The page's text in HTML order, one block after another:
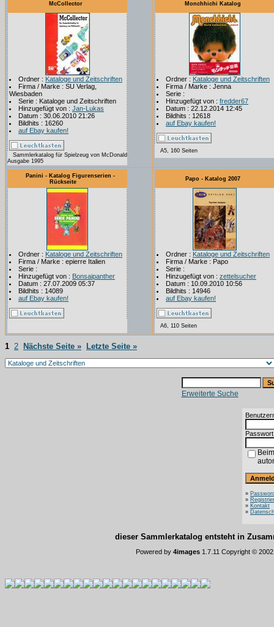
McCollector
Ordner : Kataloge und Zeitschriften
Firma / Marke : SU Verlag,
Wiesbaden
Serie : Kataloge und Zeitschriften
Hinzugefügt von : Jan-Lukas
Datum : 30.06.2010 21:26
Bildhits : 16260
auf Ebay kaufen!
Sammlerkatalog für Spielzeug von McDonald
Ausgabe 1995
Monchhichi Katalog
Ordner : Kataloge und Zeitschriften
Firma / Marke : Jenna
Serie :
Hinzugefügt von : fredder67
Datum : 22.12.2014 12:45
Bildhits : 12618
auf Ebay kaufen!
A5, 160 Seiten
Panini - Katalog Figurenserien -
Rückseite
Ordner : Kataloge und Zeitschriften
Firma / Marke : epierre Italien
Serie :
Hinzugefügt von : Bonsaipanther
Datum : 27.07.2009 05:37
Bildhits : 14089
auf Ebay kaufen!
Papo - Katalog 2007
Ordner : Kataloge und Zeitschriften
Firma / Marke : Papo
Serie :
Hinzugefügt von : zettelsucher
Datum : 10.09.2010 10:56
Bildhits : 14946
auf Ebay kaufen!
A6, 110 Seiten
1 2 Nächste Seite » Letzte Seite »
Erweiterte Suche
»
»
» Kontakt
»
dieser Sammlerkatalog entsteht in
Powered by 4images 1.7.11 Copyright ©